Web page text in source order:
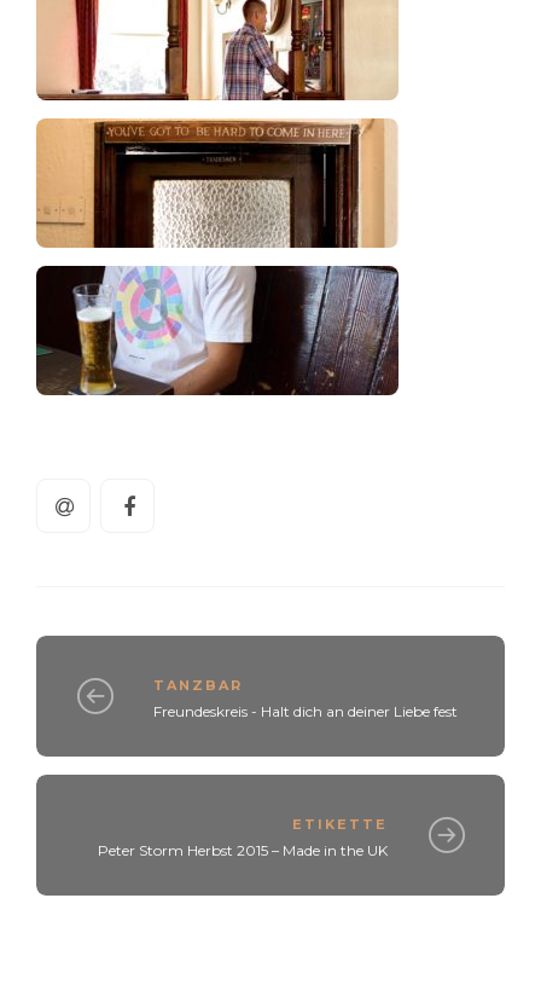
TANZBAR
Freundeskreis - Halt dich an deiner Liebe fest
ETIKETTE
Peter Storm Herbst 2015 – Made in the UK